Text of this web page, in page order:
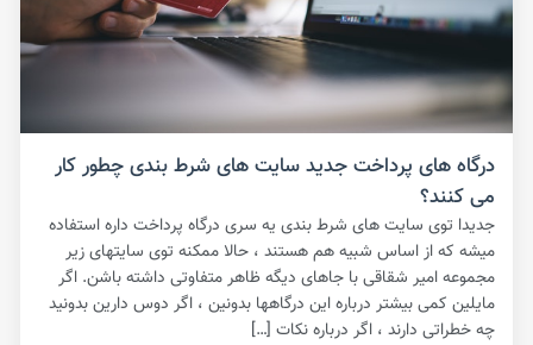
درگاه های پرداخت جدید سایت های شرط بندی چطور کار
می کنند؟
جدیدا توی سایت های شرط بندی یه سری درگاه پرداخت داره استفاده
میشه که از اساس شبیه هم هستند ، حالا ممکنه توی سایتهای زیر
مجموعه امیر شقاقی با جاهای دیگه ظاهر متفاوتی داشته باشن. اگر
مایلین کمی بیشتر درباره این درگاهها بدونین ، اگر دوس دارین بدونید
چه خطراتی دارند ، اگر درباره نکات […]